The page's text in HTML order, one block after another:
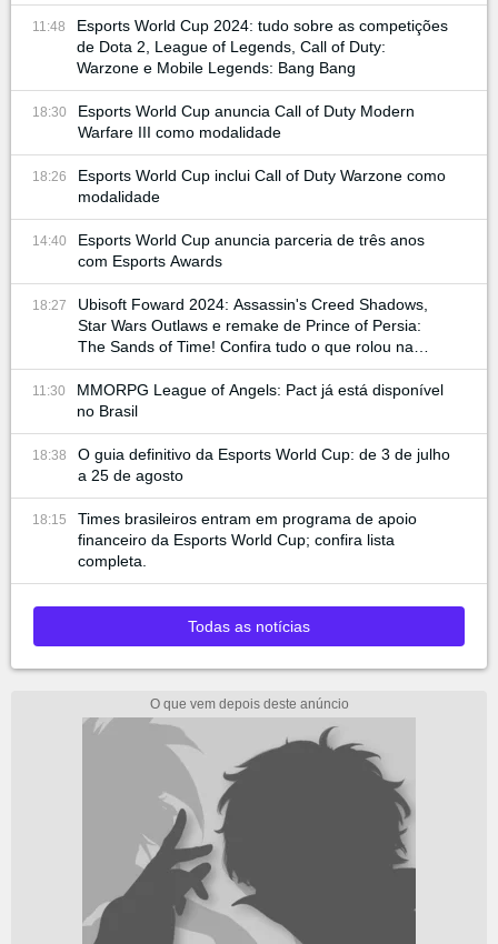
11:48
Esports World Cup 2024: tudo sobre as competições
de Dota 2, League of Legends, Call of Duty:
Warzone e Mobile Legends: Bang Bang
18:30
Esports World Cup anuncia Call of Duty Modern
Warfare III como modalidade
18:26
Esports World Cup inclui Call of Duty Warzone como
modalidade
14:40
Esports World Cup anuncia parceria de três anos
com Esports Awards
18:27
Ubisoft Foward 2024: Assassin's Creed Shadows,
Star Wars Outlaws e remake de Prince of Persia:
The Sands of Time! Confira tudo o que rolou na
conferência
11:30
MMORPG League of Angels: Pact já está disponível
no Brasil
18:38
O guia definitivo da Esports World Cup: de 3 de julho
a 25 de agosto
18:15
Times brasileiros entram em programa de apoio
financeiro da Esports World Cup; confira lista
completa.
Todas as notícias